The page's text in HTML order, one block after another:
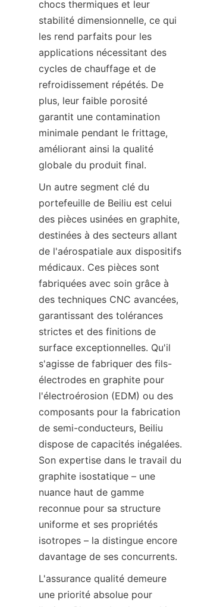
chocs thermiques et leur
stabilité dimensionnelle, ce qui
les rend parfaits pour les
applications nécessitant des
cycles de chauffage et de
refroidissement répétés. De
plus, leur faible porosité
garantit une contamination
minimale pendant le frittage,
améliorant ainsi la qualité
globale du produit final.
Un autre segment clé du
portefeuille de Beiliu est celui
des pièces usinées en graphite,
destinées à des secteurs allant
de l'aérospatiale aux dispositifs
médicaux. Ces pièces sont
fabriquées avec soin grâce à
des techniques CNC avancées,
garantissant des tolérances
strictes et des finitions de
surface exceptionnelles. Qu'il
s'agisse de fabriquer des fils-
électrodes en graphite pour
l'électroérosion (EDM) ou des
composants pour la fabrication
de semi-conducteurs, Beiliu
dispose de capacités inégalées.
Son expertise dans le travail du
graphite isostatique – une
nuance haut de gamme
reconnue pour sa structure
uniforme et ses propriétés
isotropes – la distingue encore
davantage de ses concurrents.
L'assurance qualité demeure
une priorité absolue pour